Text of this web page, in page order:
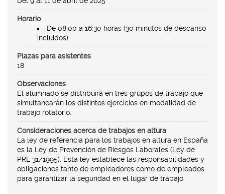
Horario
De 08:00 a 16:30 horas (30 minutos de descanso
incluidos)
Plazas para asistentes
18
Observaciones
El alumnado se distribuirá en tres grupos de trabajo que
simultanearán los distintos ejercicios en modalidad de
trabajo rotatorio.
Consideraciones acerca de trabajos en altura
La ley de referencia para los trabajos en altura en España
es la Ley de Prevención de Riesgos Laborales (Ley de
PRL 31/1995). Esta ley establece las responsabilidades y
obligaciones tanto de empleadores como de empleados
para garantizar la seguridad en el lugar de trabajo.